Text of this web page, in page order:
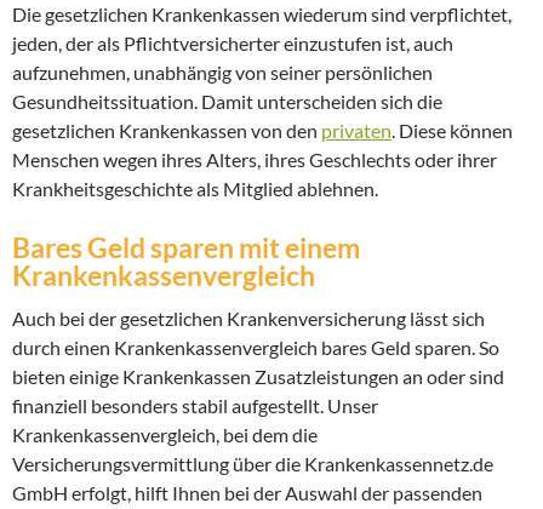
Die gesetzlichen Krankenkassen wiederum sind verpflichtet,
jeden, der als Pflichtversicherter einzustufen ist, auch
aufzunehmen, unabhängig von seiner persönlichen
Gesundheitssituation. Damit unterscheiden sich die
gesetzlichen Krankenkassen von den privaten. Diese können
Menschen wegen ihres Alters, ihres Geschlechts oder ihrer
Krankheitsgeschichte als Mitglied ablehnen.
Bares Geld sparen mit einem
Krankenkassenvergleich
Auch bei der gesetzlichen Krankenversicherung lässt sich
durch einen Krankenkassenvergleich bares Geld sparen. So
bieten einige Krankenkassen Zusatzleistungen an oder sind
finanziell besonders stabil aufgestellt. Unser
Krankenkassenvergleich, bei dem die
Versicherungsvermittlung über die Krankenkassennetz.de
GmbH erfolgt, hilft Ihnen bei der Auswahl der passenden